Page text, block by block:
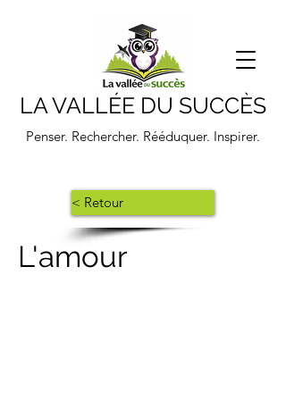
LA VALLÉE DU SUCCÈS
Penser. Rechercher. Rééduquer. Inspirer.
< Retour
L'amour